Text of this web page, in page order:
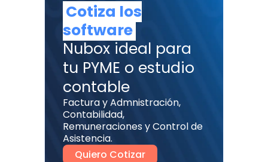
Cotiza los
software
Nubox ideal para
tu PYME o estudio
contable
Factura y Admnistración,
Contabilidad,
Remuneraciones y Control de
Asistencia.
Quiero Cotizar